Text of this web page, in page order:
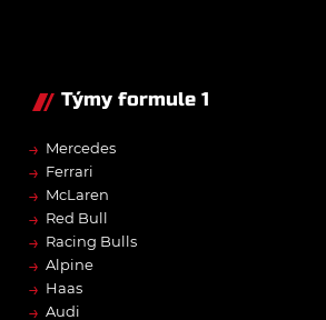
Týmy formule 1
→ Mercedes
→ Ferrari
→ McLaren
→ Red Bull
→ Racing Bulls
→ Alpine
→ Haas
→ Audi